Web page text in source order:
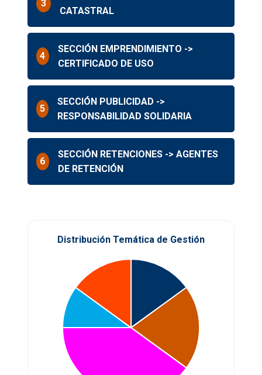
3
CATASTRAL
4
SECCIÓN EMPRENDIMIENTO ->
CERTIFICADO DE USO
5
SECCIÓN PUBLICIDAD ->
RESPONSABILIDAD SOLIDARIA
6
SECCIÓN RETENCIONES -> AGENTES
DE RETENCIÓN
Distribución Temática de Gestión